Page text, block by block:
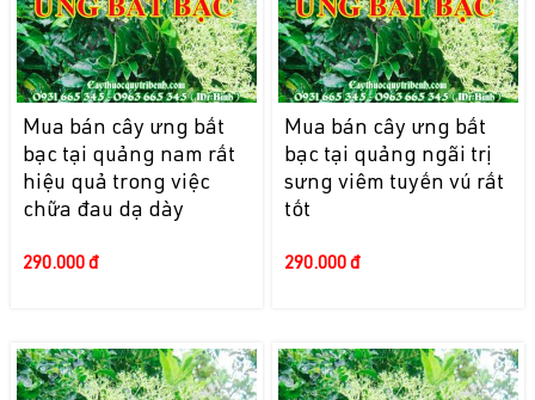
Mua bán cây ưng bất
bạc tại quảng nam rất
hiệu quả trong việc
chữa đau dạ dày
290.000 đ
Mua bán cây ưng bất
bạc tại quảng ngãi trị
sưng viêm tuyến vú rất
tốt
290.000 đ